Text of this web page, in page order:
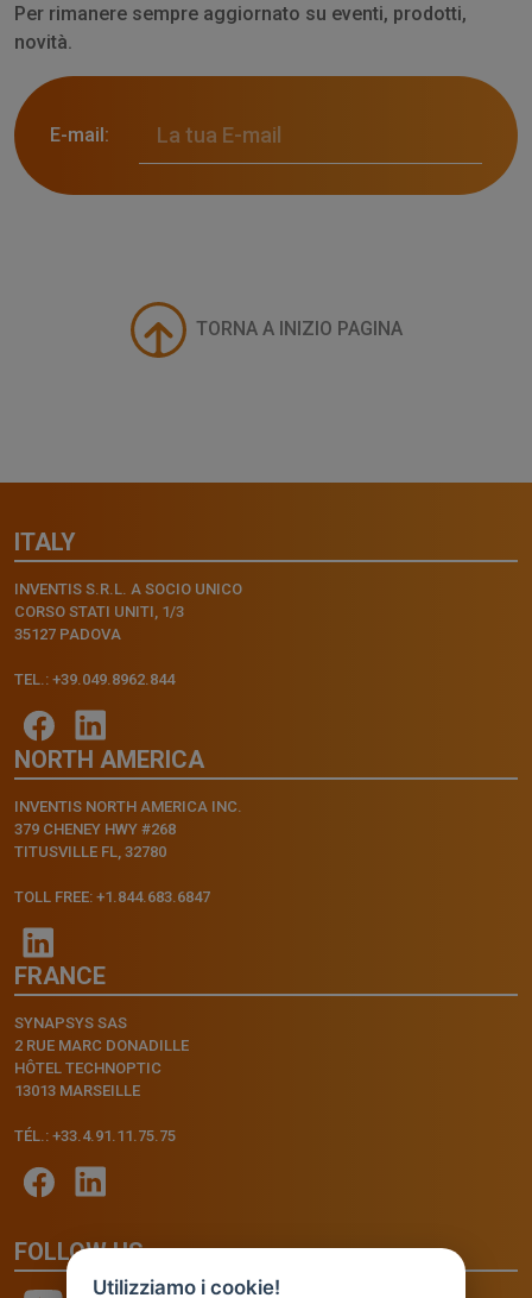
Per rimanere sempre aggiornato su eventi, prodotti,
novità.
E-mail:
TORNA A INIZIO PAGINA
ITALY
INVENTIS S.R.L. A SOCIO UNICO
CORSO STATI UNITI, 1/3
35127 PADOVA
TEL.: +39.049.8962.844
NORTH AMERICA
INVENTIS NORTH AMERICA INC.
379 CHENEY HWY #268
TITUSVILLE FL, 32780
TOLL FREE: +1.844.683.6847
FRANCE
SYNAPSYS SAS
2 RUE MARC DONADILLE
HÔTEL TECHNOPTIC
13013 MARSEILLE
TÉL.: +33.4.91.11.75.75
FOLLOW US
Utilizziamo i cookie!